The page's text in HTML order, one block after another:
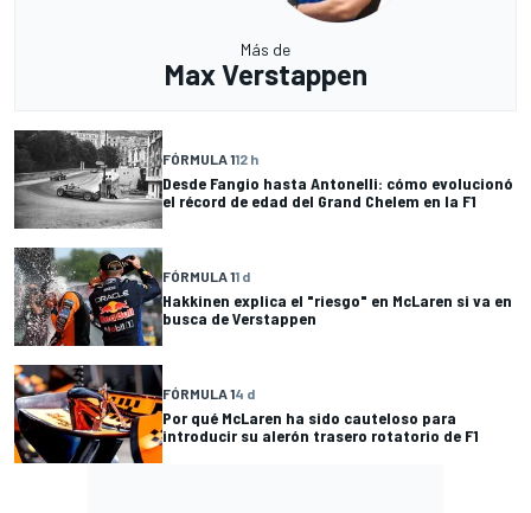
Más de
Max Verstappen
FÓRMULA 112 h
Desde Fangio hasta Antonelli: cómo evolucionó
el récord de edad del Grand Chelem en la F1
FÓRMULA 11 d
Hakkinen explica el "riesgo" en McLaren si va en
busca de Verstappen
FÓRMULA 14 d
Por qué McLaren ha sido cauteloso para
introducir su alerón trasero rotatorio de F1